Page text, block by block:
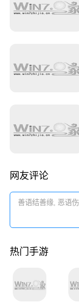
网友评论
热门手游